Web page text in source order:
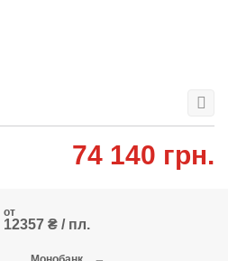
74 140 грн.
от
12357 ₴ / пл.